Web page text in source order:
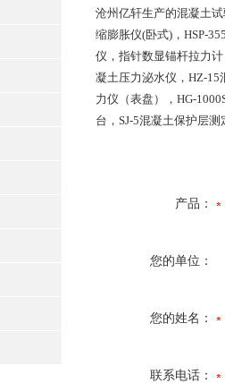
沧州亿轩生产的混凝土
缩膨胀仪(卧式)，HSP-
仪，指针数显锚杆拉力
凝土压力泌水仪，HZ-15
力仪（表盘），HG-
台，SJ-5混凝土保护层
产品：
您的单位：
您的姓名：
联系电话：